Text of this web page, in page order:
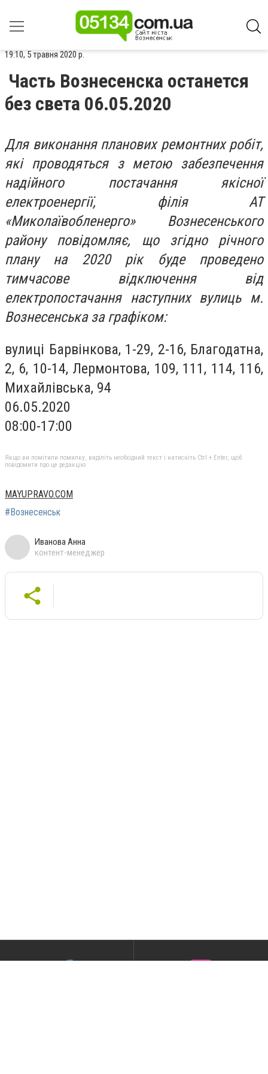
19:10, 5 травня 2020 р.
Часть Вознесенска останется
без света 06.05.2020
Для виконання планових ремонтних робіт,
які проводяться з метою забезпечення
надійного постачання якісної
електроенергії, філія АТ
«Миколаївобленерго» Вознесенського
району повідомляє, що згідно річного
плану на 2020 рік буде проведено
тимчасове відключення від
електропостачання наступних вулиць м.
Вознесенська за графіком:
вулиці Барвінкова, 1-29, 2-16, Благодатна,
2, 6, 10-14, Лермонтова, 109, 111, 114, 116,
Михайлівська, 94
06.05.2020
08:00-17:00
Якщо ви помітили помилку, виділіть необхідний текст і натисніть Ctrl + Enter, щоб
повідомити про це редакцію
MAYUPRAVO.COM
#Вознесенськ
Иванова Анна
контент-менеджер